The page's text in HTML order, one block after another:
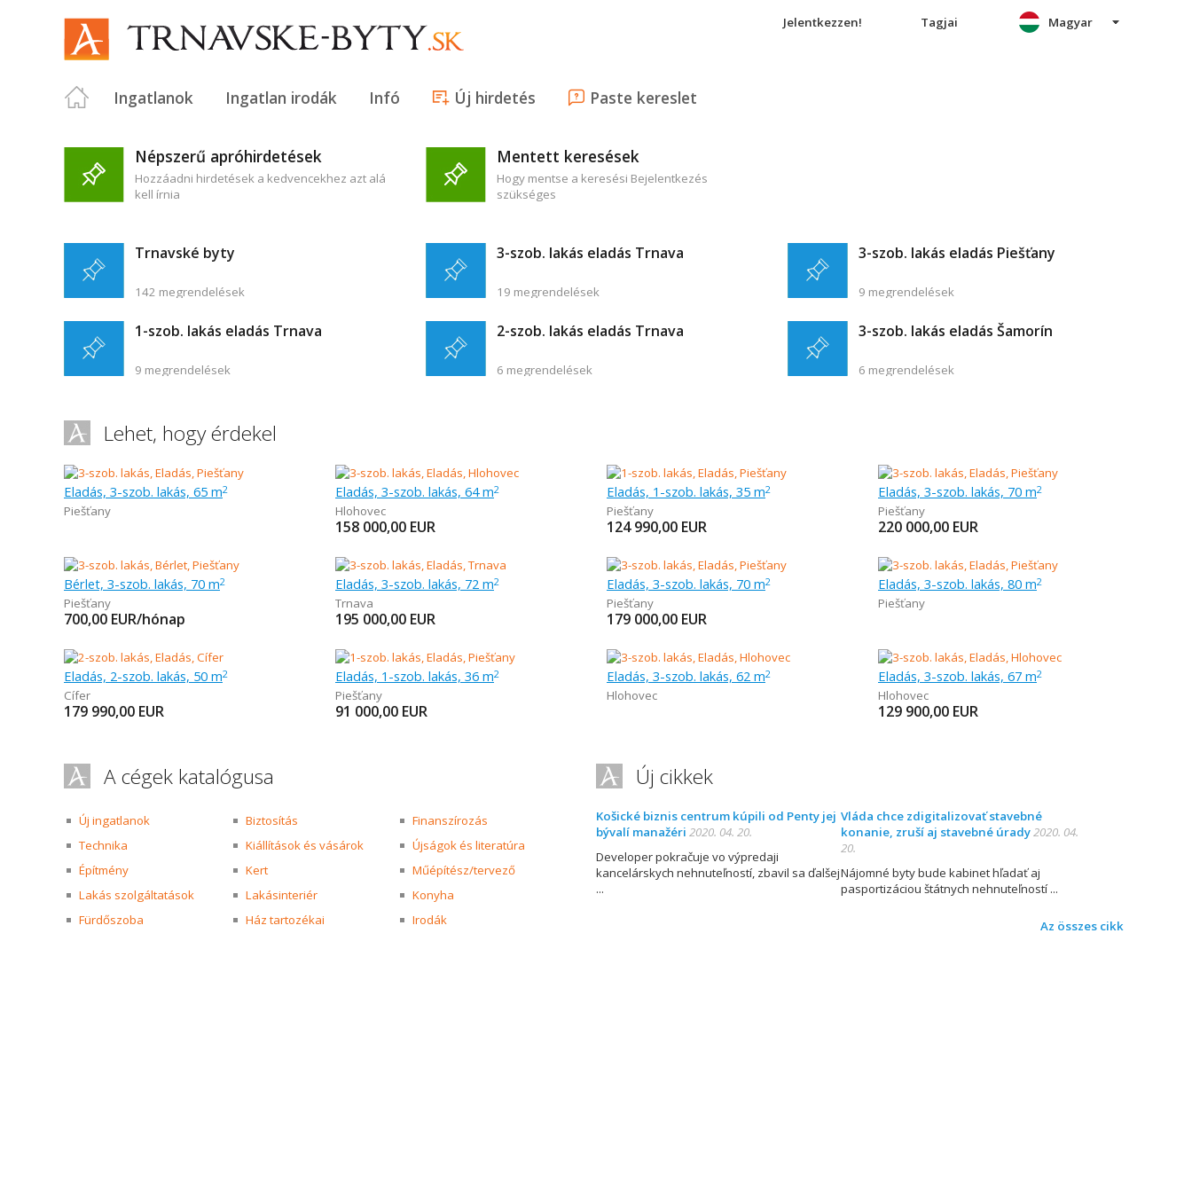
Jelentkezzen! Tagjai
Ingatlanok Ingatlan irodák Infó Új hirdetés Paste kereslet
Magyar
Népszerű apróhirdetések
Hozzáadni hirdetések a kedvencekhez azt alá
kell írnia
Mentett keresések
Hogy mentse a keresési Bejelentkezés
szükséges
Trnavské byty
142 megrendelések
3-szob. lakás eladás Trnava
19 megrendelések
3-szob. lakás eladás Piešťany
9 megrendelések
1-szob. lakás eladás Trnava
9 megrendelések
2-szob. lakás eladás Trnava
6 megrendelések
3-szob. lakás eladás Šamorín
6 megrendelések
Lehet, hogy érdekel
Eladás, 3-szob. lakás, 65 m2
Piešťany
Eladás, 3-szob. lakás, 64 m2
Hlohovec
158 000,00 EUR
Eladás, 1-szob. lakás, 35 m2
Piešťany
124 990,00 EUR
Eladás, 3-szob. lakás, 70 m2
Piešťany
220 000,00 EUR
Bérlet, 3-szob. lakás, 70 m2
Piešťany
700,00 EUR/hónap
Eladás, 3-szob. lakás, 72 m2
Trnava
195 000,00 EUR
Eladás, 3-szob. lakás, 70 m2
Piešťany
179 000,00 EUR
Eladás, 3-szob. lakás, 80 m2
Piešťany
Eladás, 2-szob. lakás, 50 m2
Cífer
179 990,00 EUR
Eladás, 1-szob. lakás, 36 m2
Piešťany
91 000,00 EUR
Eladás, 3-szob. lakás, 62 m2
Hlohovec
Eladás, 3-szob. lakás, 67 m2
Hlohovec
129 900,00 EUR
A cégek katalógusa
Új ingatlanok Biztosítás
Finanszírozás
Technika
Kiállítások és vásárok
Újságok és literatúra
Építmény
Kert
Műépítész/tervező
Lakás szolgáltatások
Lakásinteriér
Konyha
Fürdőszoba
Ház tartozékai Irodák
Új cikkek
Košické biznis centrum kúpili od Penty jej
bývalí manažéri 2020. 04. 20.
Developer pokračuje vo výpredaji
kancelárskych nehnuteľností, zbavil sa ďalšej
Vláda chce zdigitalizovať stavebné
konanie, zruší aj stavebné úrady2020. 04.
20.
Nájomné byty bude kabinet hľadať aj
pasportizáciou štátnych nehnuteľností
Az összes cikk